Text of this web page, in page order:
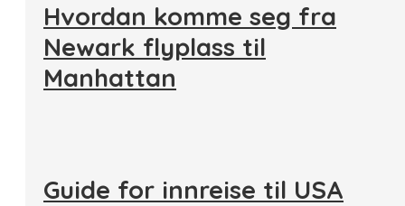
Hvordan komme seg fra
Newark flyplass til
Manhattan
Guide for innreise til USA